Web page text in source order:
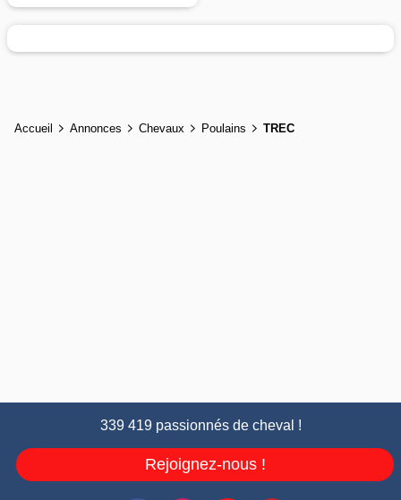
Accueil Annonces Chevaux Poulains TREC
339 419 passionnés de cheval !
Rejoignez-nous !